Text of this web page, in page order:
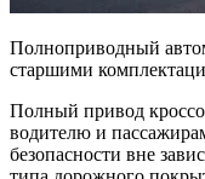
Полноприводный
старшими
Полный привод
водителю и
безопасности вне